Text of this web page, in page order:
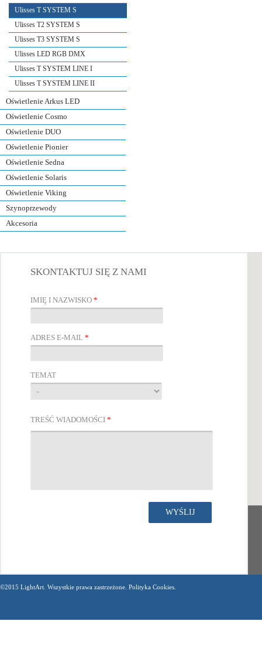
Ulisses T SYSTEM S
Ulisses T2 SYSTEM S
Ulisses T3 SYSTEM S
Ulisses LED RGB DMX
Ulisses T SYSTEM LINE I
Ulisses T SYSTEM LINE II
Oświetlenie Arkus LED
Oświetlenie Cosmo
Oświetlenie DUO
Oświetlenie Pionier
Oświetlenie Sedna
Oświetlenie Solaris
Oświetlenie Viking
Szynoprzewody
Akcesoria
SKONTAKTUJ SIĘ Z NAMI
IMIĘ I NAZWISKO *
ADRES E-MAIL *
TEMAT
TREŚĆ WIADOMOŚCI *
©2015 LightArt. Wszystkie prawa zastrzeżone. Polityka Cookies.